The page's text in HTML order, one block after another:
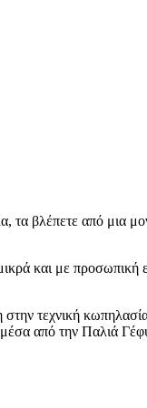
βλέπετε από μια
και με
τεχνική
μέσα από την Παλιά